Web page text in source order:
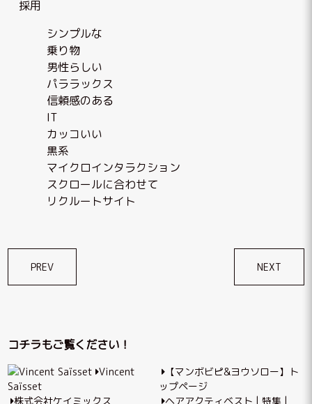
採用
シンプルな
乗り物
男性らしい
パララックス
信頼感のある
IT
カッコいい
黒系
マイクロインタラクション
スクロールに合わせて
リクルートサイト
稿
ゲ
ー
シ
PREV NEXT
コチラもご覧ください！
Vincent
Saïsset
【マンボビピ&ヨウソロー】ト
ップページ
株式会社ケイミックス
ヘアアクティベスト | 特集 |